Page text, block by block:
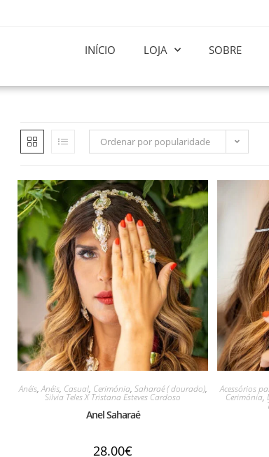
INÍCIO LOJA SOBRE
Ordenar por popularidade
Anéis,Anéis, Casual, Cerimónia, Saharaé ( dourado),
Silvia Teles X Tristana Esteves Cardoso
Anel Saharaé
28.00€
Acessórios
Cerimónia,